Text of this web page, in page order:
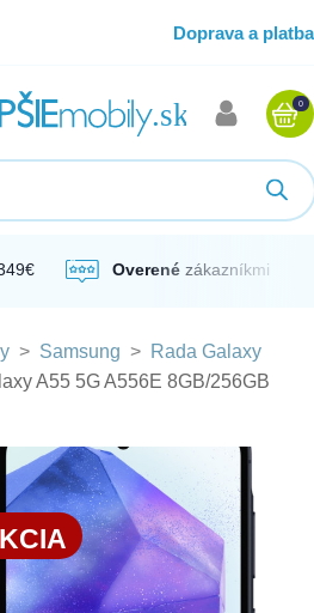
Doprava a platba
0
Overené zákazníkmi
> Samsung > Rada Galaxy
A55 5G A556E 8GB/256GB